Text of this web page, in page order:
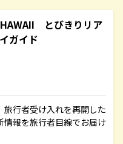
HAWAII とびきりリア
ガイド
行者受け入れを再開した
報を旅行者目線でお届け